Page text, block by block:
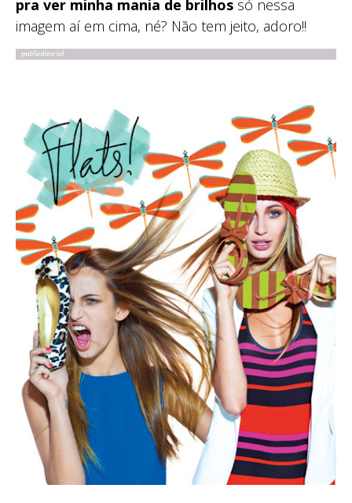
pra ver minha mania de brilhos só nessa
imagem aí em cima, né? Não tem jeito, adoro!!